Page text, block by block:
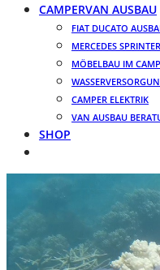
CAMPERVAN AUSBAU
FIAT DUCATO
MERCEDES
MÖBELBAU IM
CAMPER ELEKTRIK
VAN AUSBAU
SHOP